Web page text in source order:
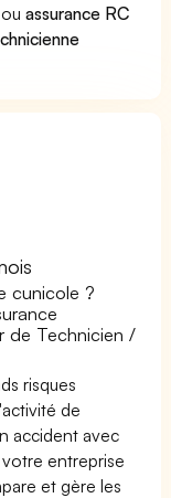
ouassurance RC
cunicole ?
de Technicien /
risques
de
accident avec
entreprise
et gère les